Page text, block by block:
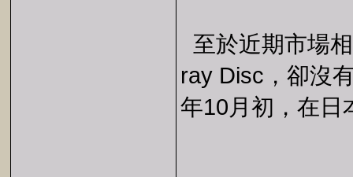
至於近期市場
ray Disc，卻沒
年10月初，在日